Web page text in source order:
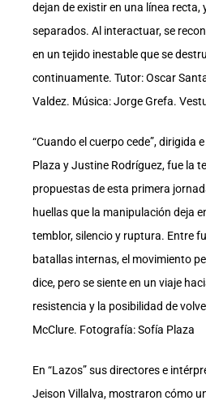
dejan de existir en una línea recta,
separados. Al interactuar, se
en un tejido inestable que se
continuamente. Tutor: Oscar
Valdez. Música: Jorge Grefa.
“Cuando el cuerpo cede”, dirigida
Plaza y Justine Rodríguez, fue la
propuestas de esta primera
huellas que la manipulación deja
temblor, silencio y ruptura. Entre
batallas internas, el movimiento
dice, pero se siente en un viaje
resistencia y la posibilidad de
McClure. Fotografía: Sofía Plaza
En “Lazos” sus directores e
Jeison Villalva, mostraron cómo